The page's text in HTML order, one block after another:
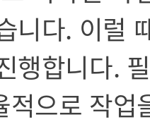
니다. 이럴
행합니다.
적으로 작